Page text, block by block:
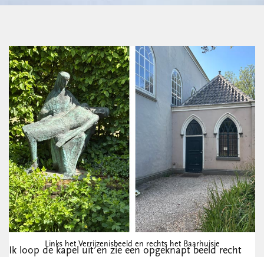
Links het Verrijzenisbeeld en rechts het Baarhuisje
Ik loop de kapel uit en zie een opgeknapt beeld recht